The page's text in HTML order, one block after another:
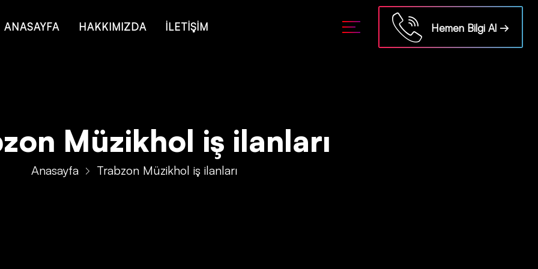
ANASAYFA HAKKIMIZDA İLETİŞİM Hemen Bilgi Al →
Müzikhol iş ilanları
Anasayfa Trabzon Müzikhol iş ilanları